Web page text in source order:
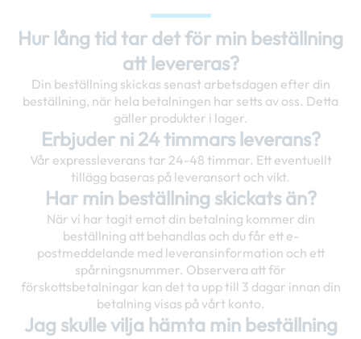
Hur lång tid tar det för min beställning
att levereras?
Din beställning skickas senast arbetsdagen efter din
beställning, när hela betalningen har setts av oss. Detta
gäller produkter i lager.
Erbjuder ni 24 timmars leverans?
Vår expressleverans tar 24-48 timmar. Ett eventuellt
tillägg baseras på leveransort och vikt.
Har min beställning skickats än?
När vi har tagit emot din betalning kommer din
beställning att behandlas och du får ett e-
postmeddelande med leveransinformation och ett
spårningsnummer. Observera att för
förskottsbetalningar kan det ta upp till 3 dagar innan din
betalning visas på vårt konto.
Jag skulle vilja hämta min beställning